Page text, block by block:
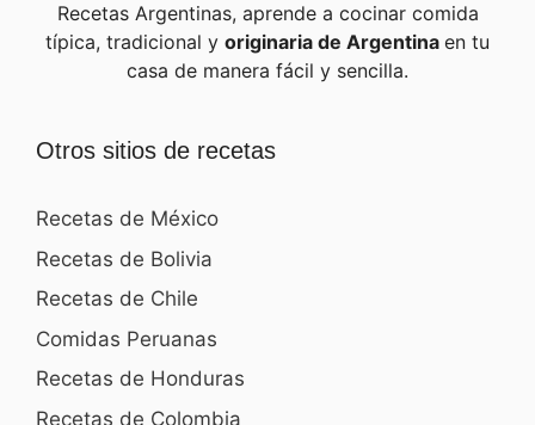
Recetas Argentinas, aprende a cocinar comida
típica, tradicional y originaria de Argentina en tu
casa de manera fácil y sencilla.
Otros sitios de recetas
Recetas de México
Recetas de Bolivia
Recetas de Chile
Comidas Peruanas
Recetas de Honduras
Recetas de Colombia